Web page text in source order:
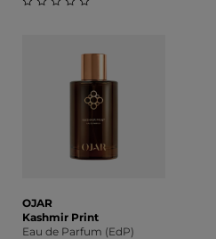
OJAR
Kashmir Print
Eau de Parfum (EdP)